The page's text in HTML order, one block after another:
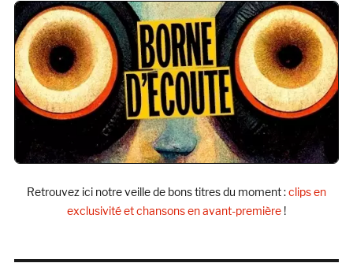
Retrouvez ici notre veille de bons titres du moment :clips en
exclusivité et chansons en avant-première !